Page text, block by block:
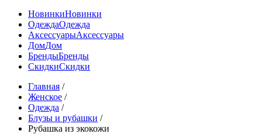
НовинкиНовинки
ОдеждаОдежда
АксессуарыАксессуары
ДомДом
БрендыБренды
СкидкиСкидки
Главная /
Женское /
Одежда /
Блузы и рубашки /
Рубашка из экокожи